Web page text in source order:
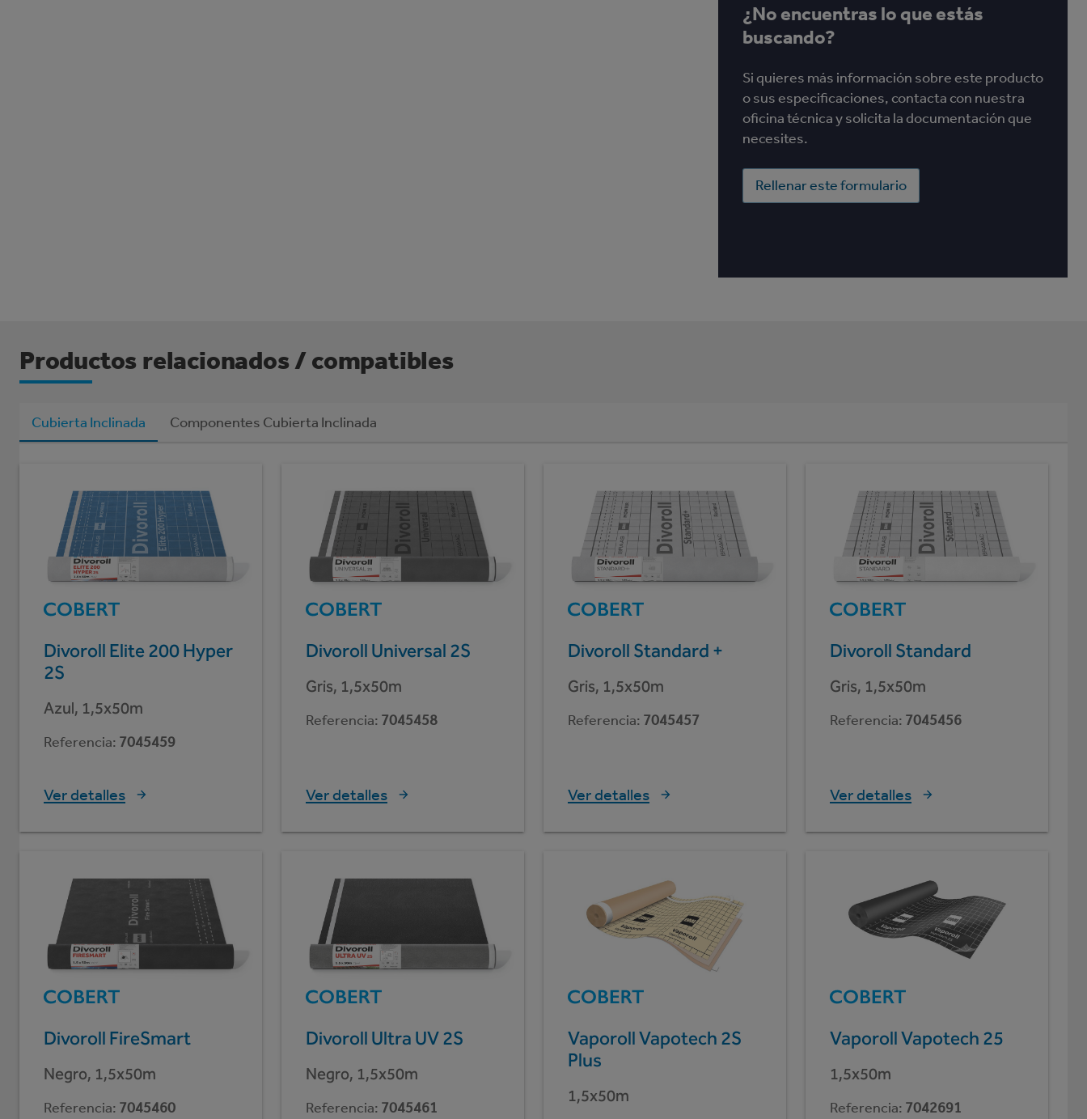
¿No encuentras lo que estás
buscando?
Si quieres más información sobre este producto
o sus especificaciones, contacta con nuestra
oficina técnica y solicita la documentación que
necesites.
Rellenar este formulario
Productos relacionados / compatibles
Cubierta Inclinada Componentes Cubierta Inclinada
Divoroll Elite 200 Hyper
2S
Azul, 1,5x50m
Referencia: 7045459
Ver detalles
Divoroll Universal 2S
Gris, 1,5x50m
Referencia: 7045458
Ver detalles
Divoroll Standard +
Gris, 1,5x50m
Referencia: 7045457
Ver detalles
Divoroll Standard
Gris, 1,5x50m
Referencia: 7045456
Ver detalles
Divoroll FireSmart
Negro, 1,5x50m
Referencia: 7045460
Divoroll Ultra UV 2S
Negro, 1,5x50m
Referencia: 7045461
Vaporoll Vapotech 2S
Plus
1,5x50m
Vaporoll Vapotech 25
1,5x50m
Referencia: 7042691